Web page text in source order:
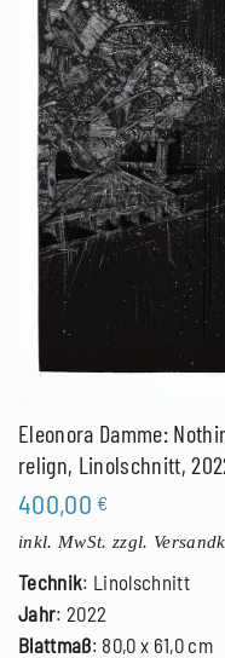
Eleonora Damme:
relign, Linolschnitt,
400,00 €
inkl. MwSt. zzgl.
Technik: Linolschnitt
Jahr: 2022
Blattmaß: 80,0 x 61,0 cm